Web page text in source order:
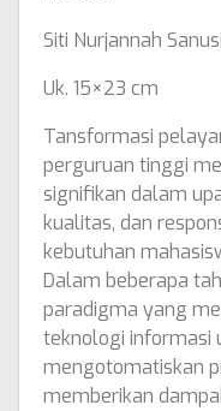
Siti Nurjannah
Uk. 15×23 cm
Tansformasi
perguruan tinggi
signifikan dalam
kualitas, dan
kebutuhan
Dalam beberapa
paradigma yang
teknologi informasi
mengotomatiskan
memberikan